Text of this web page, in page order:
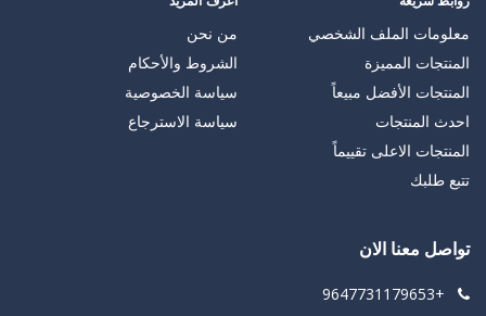
معلومات الملف الشخصي
المنتجات المميزة
المنتجات الأفضل مبيعاً
احدث المنتجات
المنتجات الاعلى تقييماً
تتبع طلبك
من نحن
الشروط والأحكام
سياسة الخصوصية
سياسة الاسترجاع
تواصل معنا الان
+9647731179653